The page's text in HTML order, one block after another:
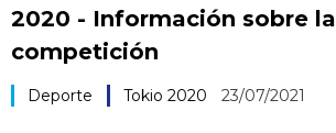
Economía
Sociedad
2020 - Información sobre la
competición
Deporte Tokio 2020 23/07/2021